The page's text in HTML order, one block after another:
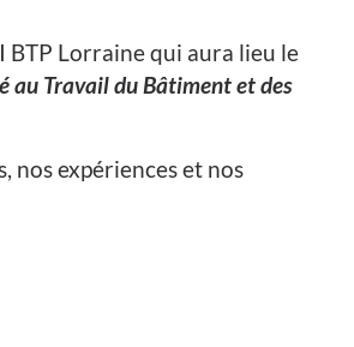
BTP Lorraine qui aura lieu le
au Travail du Bâtiment et des
nos expériences et nos